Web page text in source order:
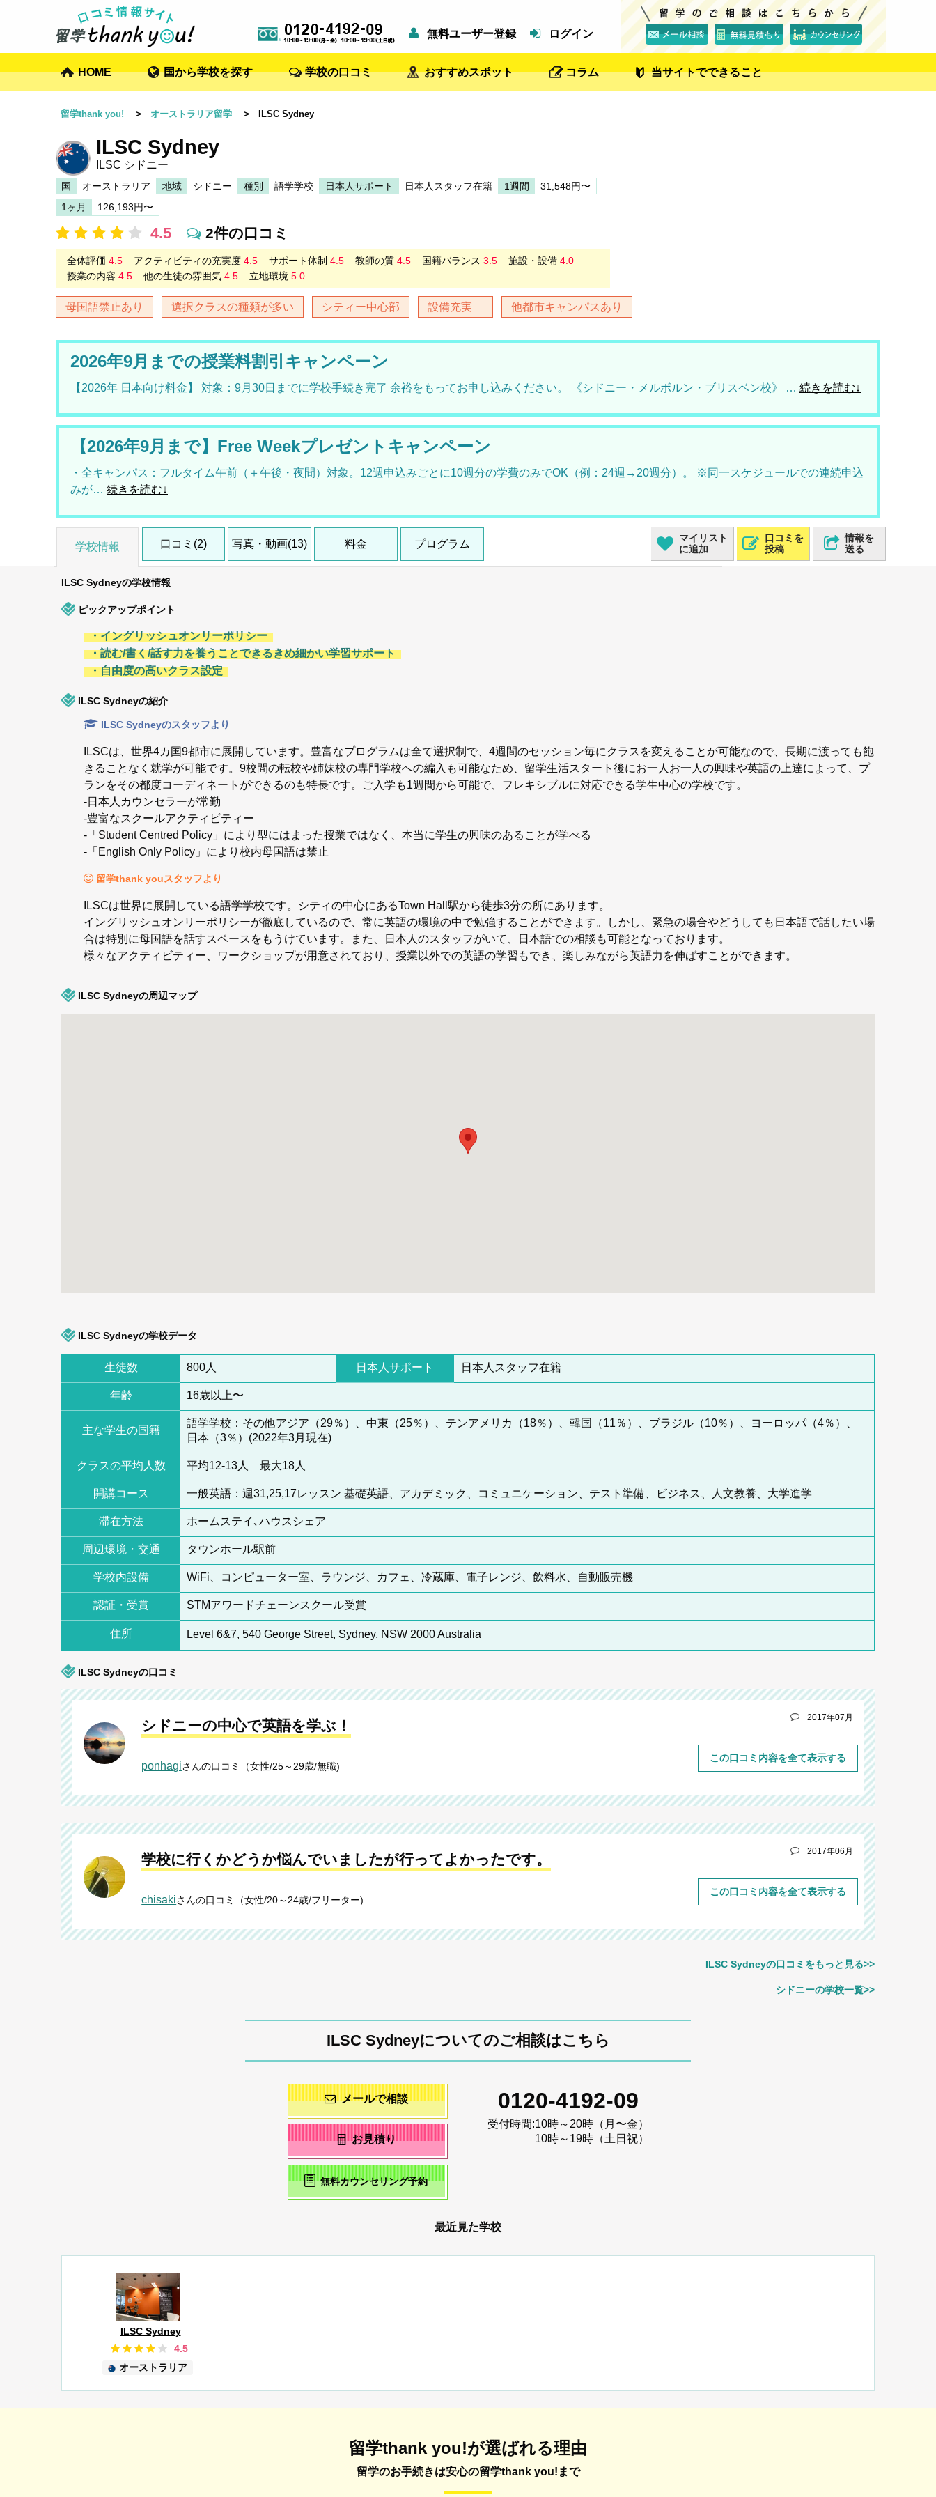
無料ユーザー登録 ログイン
HOME 国から学校を探す 学校の口コミ おすすめスポット コラム 当サイトでできること
留学thank you! > オーストラリア留学 > ILSC Sydney
ILSC Sydney
ILSC シドニー
国 オーストラリア 地域 シドニー 種別 語学学校 日本人サポート 日本人スタッフ在籍 1週間
31,548円〜
1ヶ月
126,193円〜
4.5 2件の口コミ
全体評価 4.5 アクティビティの充実度 4.5 サポート体制 4.5 教師の質 4.5 国籍バランス 3.5 施設・設備 4.0
授業の内容 4.5 他の生徒の雰囲気 4.5 立地環境 5.0
母国語禁止あり 選択クラスの種類が多い シティー中心部 設備充実 他都市キャンパスあり
2026年9月までの授業料割引キャンペーン
【2026年 日本向け料金】 対象：9月30日までに学校手続き完了 余裕をもってお申し込みください。 《シドニー・メルボルン・ブリスベン校》 … 続きを読む↓
【2026年9月まで】Free Weekプレゼントキャンペーン
・全キャンパス：フルタイム午前（＋午後・夜間）対象。12週申込みごとに10週分の学費のみでOK（例：24週→20週分）。 ※同一スケジュールでの連続申込
みが… 続きを読む↓
マイリスト
に追加
口コミを
投稿
情報を
送る
学校情報 口コミ(2) 写真・動画(13) 料金 プログラム
ILSC Sydneyの学校情報
ピックアップポイント
・イングリッシュオンリーポリシー
・読む/書く/話す力を養うことできるきめ細かい学習サポート
・自由度の高いクラス設定
ILSC Sydneyの紹介
ILSC Sydneyのスタッフより
ILSCは、世界4カ国9都市に展開しています。豊富なプログラムは全て選択制で、4週間のセッション毎にクラスを変えることが可能なので、長期に渡っても飽
きることなく就学が可能です。9校間の転校や姉妹校の専門学校への編入も可能なため、留学生活スタート後にお一人お一人の興味や英語の上達によって、プ
ランをその都度コーディネートができるのも特長です。ご入学も1週間から可能で、フレキシブルに対応できる学生中心の学校です。
-日本人カウンセラーが常勤
-豊富なスクールアクティビティー
-「Student Centred Policy」により型にはまった授業ではなく、本当に学生の興味のあることが学べる
-「English Only Policy」により校内母国語は禁止
留学thank youスタッフより
ILSCは世界に展開している語学学校です。シティの中心にあるTown Hall駅から徒歩3分の所にあります。
イングリッシュオンリーポリシーが徹底しているので、常に英語の環境の中で勉強することができます。しかし、緊急の場合やどうしても日本語で話したい場
合は特別に母国語を話すスペースをもうけています。また、日本人のスタッフがいて、日本語での相談も可能となっております。
様々なアクティビティー、ワークショップが用意されており、授業以外での英語の学習もでき、楽しみながら英語力を伸ばすことができます。
ILSC Sydneyの周辺マップ
ILSC Sydneyの学校データ
生徒数 800人 日本人サポート 日本人スタッフ在籍
年齢 16歳以上〜
主な学生の国籍
語学学校：その他アジア（29％）、中東（25％）、テンアメリカ（18％）、韓国（11％）、ブラジル（10％）、ヨーロッパ（4％）、
日本（3％）(2022年3月現在)
クラスの平均人数 平均12-13人 最大18人
開講コース 一般英語：週31,25,17レッスン 基礎英語、アカデミック、コミュニケーション、テスト準備、ビジネス、人文教養、大学進学
滞在方法 ホームステイ､ハウスシェア
周辺環境・交通 タウンホール駅前
学校内設備 WiFi、コンピューター室、ラウンジ、カフェ、冷蔵庫、電子レンジ、飲料水、自動販売機
認証・受賞 STMアワードチェーンスクール受賞
住所 Level 6&7, 540 George Street, Sydney, NSW 2000 Australia
ILSC Sydneyの口コミ
シドニーの中心で英語を学ぶ！
ponhagiさんの口コミ（女性/25～29歳/無職)
2017年07月
この口コミ内容を全て表示する
学校に行くかどうか悩んでいましたが行ってよかったです。
chisakiさんの口コミ（女性/20～24歳/フリーター)
2017年06月
この口コミ内容を全て表示する
ILSC Sydneyの口コミをもっと見る>>
シドニーの学校一覧>>
ILSC Sydneyについてのご相談はこちら
メールで相談
お見積り
無料カウンセリング予約
0120-4192-09
受付時間:10時～20時（月〜金）
10時～19時（土日祝）
最近見た学校
ILSC Sydney
4.5
オーストラリア
留学thank you!が選ばれる理由
留学のお手続きは安心の留学thank you!まで